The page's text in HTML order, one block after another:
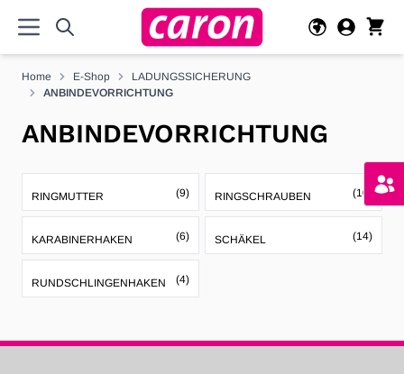
Home E-Shop
LADUNGSSICHERUNG
ANBINDEVORRICHTUNG
ANBINDEVORRICHTUNG
RINGMUTTER (9) RINGSCHRAUBEN (10)
KARABINERHAKEN (6) SCHÄKEL (14)
RUNDSCHLINGENHAKEN (4)